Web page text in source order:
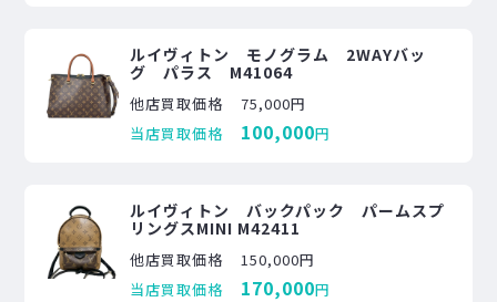
ルイヴィトン モノグラム 2WAYバッ
グ パラス M41064
他店買取価格
75,000円
当店買取価格
100,000円
ルイヴィトン バックパック パームスプ
リングスMINI M42411
他店買取価格
150,000円
当店買取価格
170,000円